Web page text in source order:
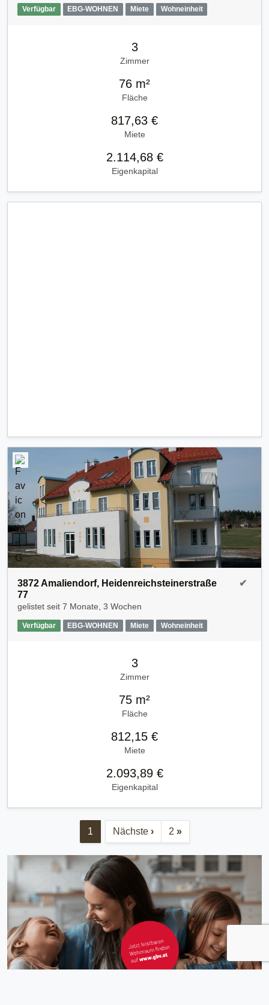
Verfügbar EBG-WOHNEN Miete Wohneinheit
3
Zimmer
76 m²
Fläche
817,63 €
Miete
2.114,68 €
Eigenkapital
3872 Amaliendorf, Heidenreichsteinerstraße
77
gelistet seit 7 Monate, 3 Wochen
Verfügbar EBG-WOHNEN Miete Wohneinheit
✔
3
Zimmer
75 m²
Fläche
812,15 €
Miete
2.093,89 €
Eigenkapital
1 Nächste › 2 »